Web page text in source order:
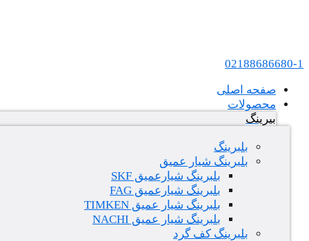
02188686680-1
صفحه اصلی
محصولات
بیرینگ
بلبرینگ
بلبرینگ شیار عمیق
بلبرینگ شیارعمیق SKF
بلبرینگ شیارعمیق FAG
بلبرینگ شیار عمیق TIMKEN
بلبرینگ شیار عمیق NACHI
بلبرینگ کف گرد